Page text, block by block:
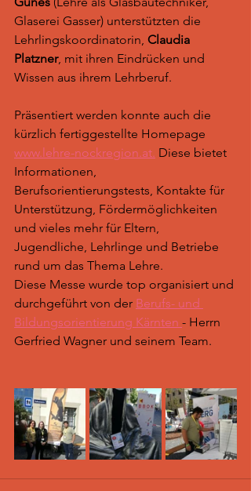
Glaserei Gasser) unterstützten die
Lehrlingskoordinatorin, Claudia
Platzner, mit ihren Eindrücken und
Wissen aus ihrem Lehrberuf.
Präsentiert werden konnte auch die
kürzlich fertiggestellte Homepage
www.lehre-nockregion.at. Diese bietet
Informationen,
Berufsorientierungstests, Kontakte für
Unterstützung, Fördermöglichkeiten
und vieles mehr für Eltern,
Jugendliche, Lehrlinge und Betriebe
rund um das Thema Lehre.
Diese Messe wurde top organisiert und
durchgeführt von der Berufs- und
Bildungsorientierung Kärnten - Herrn
Gerfried Wagner und seinem Team.